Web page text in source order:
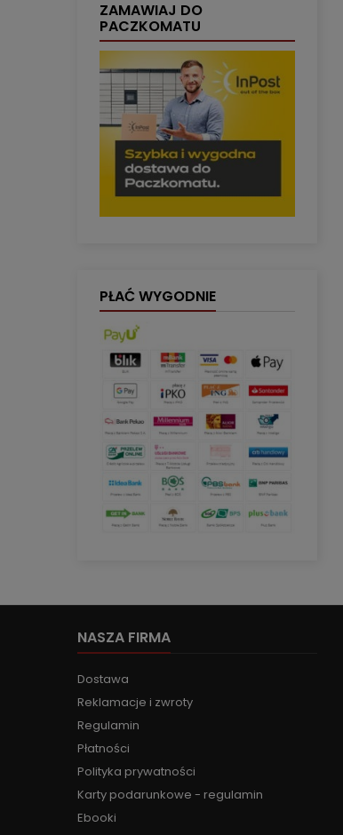
ZAMAWIAJ DO
PACZKOMATU
PŁAĆ WYGODNIE
NASZA FIRMA
Dostawa
Reklamacje i zwroty
Regulamin
Płatności
Polityka prywatności
Karty podarunkowe - regulamin
Ebooki